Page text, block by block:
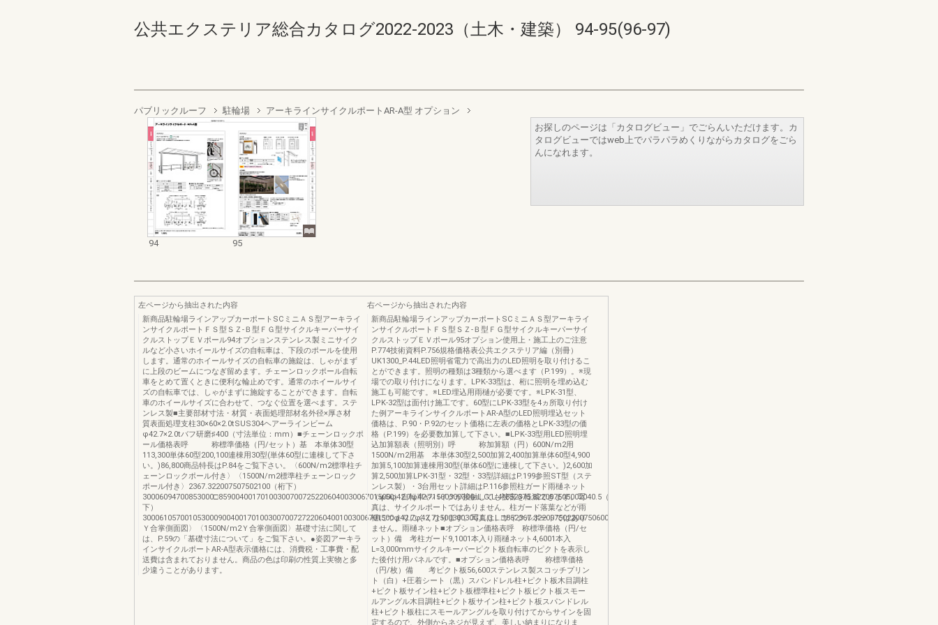
公共エクステリア総合カタログ2022-2023（土木・建築） 94-95(96-97)
パブリックルーフ 駐輪場 アーキラインサイクルポートAR-A型 オプション
94 95
お探しのページは「カタログビュー」でごらんいただけます。カ
タログビューではweb上でパラパラめくりながらカタログをごら
んになれます。
左ページから抽出された内容
新商品駐輪場ラインアップカーポートSCミニＡＳ型アーキライ
ンサイクルポートＦＳ型ＳＺ-Ｂ型ＦＧ型サイクルキーパーサイ
クルストップＥＶポール94オプションステンレス製ミニサイク
ルなど小さいホイールサイズの自転車は、下段のポールを使用
します。通常のホイールサイズの自転車の施錠は、しゃがまず
に上段のビームにつなぎ留めます。チェーンロックポール自転
車をとめて置くときに便利な輪止めです。通常のホイールサイ
ズの自転車では、しゃがまずに施錠することができます。自転
車のホイールサイズに合わせて、つなぐ位置を選べます。ステ
ンレス製■主要部材寸法・材質・表面処理部材名外径×厚さ材
質表面処理支柱30×60×2.0tSUS304ヘアーラインビーム
φ42.7×2.0tバフ研磨♯400（寸法単位：mm）■チェーンロックポ
ール価格表呼 称標準価格（円/セット）基 本単体30型
113,300単体60型200,100連棟用30型(単体60型に連棟して下さ
い。)86,800商品特長はP.84をご覧下さい。〈600N/m2標準柱チ
ェーンロックポール付き〉〈1500N/m2標準柱チェーンロック
ポール付き〉2367.322007507502100（桁下）
30006094700853000□85900400170100300700725220604003006701500φ42.7φ42.7150030030G.L.G.L.4°852375.822007505002040.5（桁
下）
Ｙ合掌側面図〉〈1500N/m2Ｙ合掌側面図〉基礎寸法に関して
は、P.59の「基礎寸法について」をご覧下さい。●姿図アーキラ
インサイクルポートAR-A型表示価格には、消費税・工事費・配
送費は含まれておりません。商品の色は印刷の性質上実物と多
少違うことがあります。
右ページから抽出された内容
新商品駐輪場ラインアップカーポートSCミニＡＳ型アーキライ
ンサイクルポートＦＳ型ＳＺ-Ｂ型ＦＧ型サイクルキーパーサイ
クルストップＥＶポール95オプション使用上・施工上のご注意
P.774技術資料P.756規格価格表公共エクステリア編（別冊）
UK1300_P.44LED照明省電力で高出力のLED照明を取り付けるこ
とができます。照明の種類は3種類から選べます（P.199）。※現
場での取り付けになります。LPK-33型は、桁に照明を埋め込む
施工も可能です。※LED埋込用雨樋が必要です。※LPK-31型、
LPK-32型は面付け施工です。60型にLPK-33型を4ヵ所取り付け
た例アーキラインサイクルポートAR-A型のLED照明埋込セット
価格は、P.90・P.92のセット価格に左表の価格とLPK-33型の価
格（P.199）を必要数加算して下さい。■LPK-33型用LED照明埋
込加算額表（照明別）呼 称加算額（円）600N/m2用
1500N/m2用基 本単体30型2,500加算2,400加算単体60型4,900
加算5,100加算連棟用30型(単体60型に連棟して下さい。)2,600加
算2,500加算LPK-31型・32型・33型詳細はP.199参照ST型（ステ
ンレス製）・3台用セット詳細はP.116参照柱ガード雨樋ネット
（φ50）自転車やバイクが接触しても被害を軽減できます。写
真は、サイクルポートではありません。柱ガード落葉などが雨
樋につまりにくくなります。写真は、サイクルポートではあり
ません。雨樋ネット■オプション価格表呼 称標準価格（円/セ
ット）備 考柱ガード9,1001本入り雨樋ネット4,6001本入
L=3,000mmサイクルキーパーピクト板自転車のピクトを表示し
た後付け用パネルです。■オプション価格表呼 称標準価格
（円/枚）備 考ピクト板56,600ステンレス製スコッチプリン
ト（白）+圧着シート（黒）スパンドレル柱+ピクト板木目調柱
+ピクト板サイン柱+ピクト板標準柱+ピクト板ピクト板スモー
ルアングル木目調柱+ピクト板サイン柱+ピクト板スパンドレル
柱+ピクト板柱にスモールアングルを取り付けてからサインを固
定するので、外側からネジが見えず、美しい納まりになりま